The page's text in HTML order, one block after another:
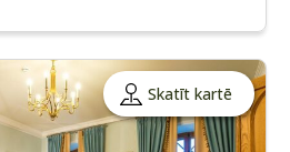
Skatīt kartē